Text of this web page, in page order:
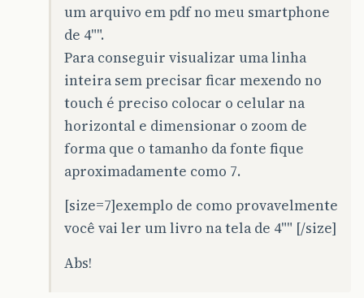
um arquivo em pdf no meu smartphone
de 4"".
Para conseguir visualizar uma linha
inteira sem precisar ficar mexendo no
touch é preciso colocar o celular na
horizontal e dimensionar o zoom de
forma que o tamanho da fonte fique
aproximadamente como 7.
[size=7]exemplo de como provavelmente
você vai ler um livro na tela de 4"" [/size]
Abs!